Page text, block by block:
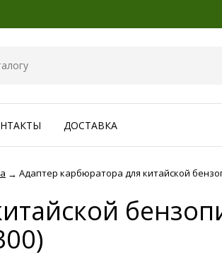
ДОСТАВКА
→ Адаптер карбюратора для китайской